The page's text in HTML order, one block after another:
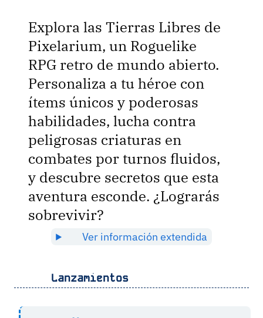
Explora las Tierras Libres de
Pixelarium, un Roguelike
RPG retro de mundo abierto.
Personaliza a tu héroe con
ítems únicos y poderosas
habilidades, lucha contra
peligrosas criaturas en
combates por turnos fluidos,
y descubre secretos que esta
aventura esconde. ¿Lograrás
sobrevivir?
Ver información extendida
Lanzamientos